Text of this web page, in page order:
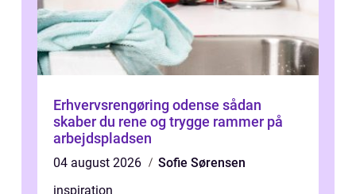
Erhvervsrengøring odense sådan
skaber du rene og trygge rammer på
arbejdspladsen
04 august 2026
Sofie Sørensen
inspiration